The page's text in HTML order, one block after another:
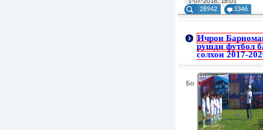
28942
3346
Ичрои
рушди футбол
солхои 2017-
Бо